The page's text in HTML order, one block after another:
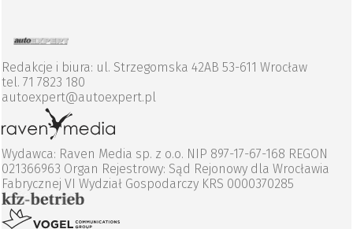
Redakcje i biura: ul. Strzegomska 42AB 53-611 Wrocław
tel. 71 7823 180
autoexpert@autoexpert.pl
Wydawca: Raven Media sp. z o.o. NIP 897-17-67-168 REGON
021366963 Organ Rejestrowy: Sąd Rejonowy dla Wrocławia
Fabrycznej VI Wydział Gospodarczy KRS 0000370285